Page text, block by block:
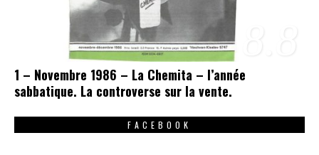
1 – Novembre 1986 – La Chemita – l’année
sabbatique. La controverse sur la vente.
FACEBOOK